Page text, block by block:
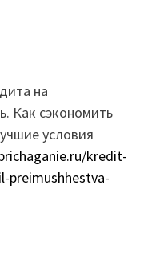
на
Как сэкономить
условия
kredit-
preimushhestva-